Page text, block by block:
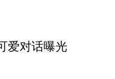
爱对话曝光